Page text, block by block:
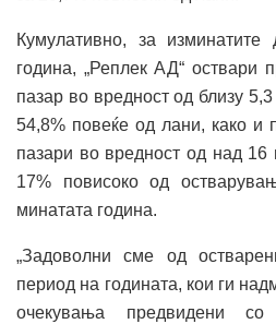
Кумулативно, за
година, „Реплек АД“ оствари
пазар во вредност од близу
54,8% повеќе од лани, како и
пазари во вредност од над
17% повисоко од
минатата година.
„Задоволни сме од
период на годината, кои ги
очекувања предвидени